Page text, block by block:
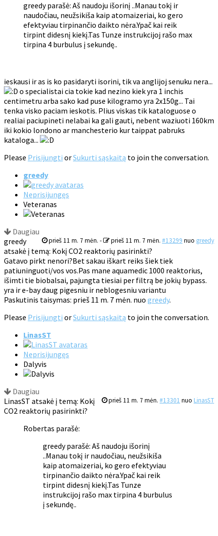
greedy parašė: Aš naudoju išorinį ..Manau tokį ir
naudočiau, neužsikiša kaip atomaizeriai, ko gero
efektyviau tirpinančio daikto nėra.Ypač kai reik
tirpint didesnį kiekį.Tas Tunze instrukcijoj rašo max
tirpina 4 burbulus į sekundę..
ieskausi ir as is ko pasidaryti isorini, tik va anglijoj senuku nera...
o specialistai cia tokie kad nezino kiek yra 1 inchis
centimetru arba sako kad puse kilogramo yra 2x150g... Tai
tenka visko paciam ieskotis. Plius viskas tik kataloguose o
realiai paciupineti nelabai ka gali gauti, nebent waziuoti 160km
iki kokio londono ar manchesterio kur taippat pabruks
kataloga...
Please Prisijungti orSukurti sąskaitą to join the conversation.
greedy
Neprisijungęs
Veteranas
Daugiau
prieš 11 m. 7 mėn. - prieš 11 m. 7 mėn. #13299 nuo greedy
greedy
atsakė į temą: Kokį CO2 reaktorių pasirinkti?
Gatavo pirkt nenori?Bet sakau iškart reiks šiek tiek
patiuninguoti/vos vos.Pas mane aquamedic 1000 reaktorius,
išimti tie biobalsai, pajungta tiesiai per filtrą be jokių bypass.
yra ir e-bay daug pigesniu ir neblogesniu variantu
Paskutinis taisymas: prieš 11 m. 7 mėn. nuo greedy.
Please Prisijungti orSukurti sąskaitą to join the conversation.
LinasST
Neprisijungęs
Dalyvis
Daugiau
prieš 11 m. 7 mėn. #13301 nuo LinasST
LinasST atsakė į temą: Kokį
CO2 reaktorių pasirinkti?
Robertas parašė:
greedy parašė: Aš naudoju išorinį
..Manau tokį ir naudočiau, neužsikiša
kaip atomaizeriai, ko gero efektyviau
tirpinančio daikto nėra.Ypač kai reik
tirpint didesnį kiekį.Tas Tunze
instrukcijoj rašo max tirpina 4 burbulus
į sekundę..